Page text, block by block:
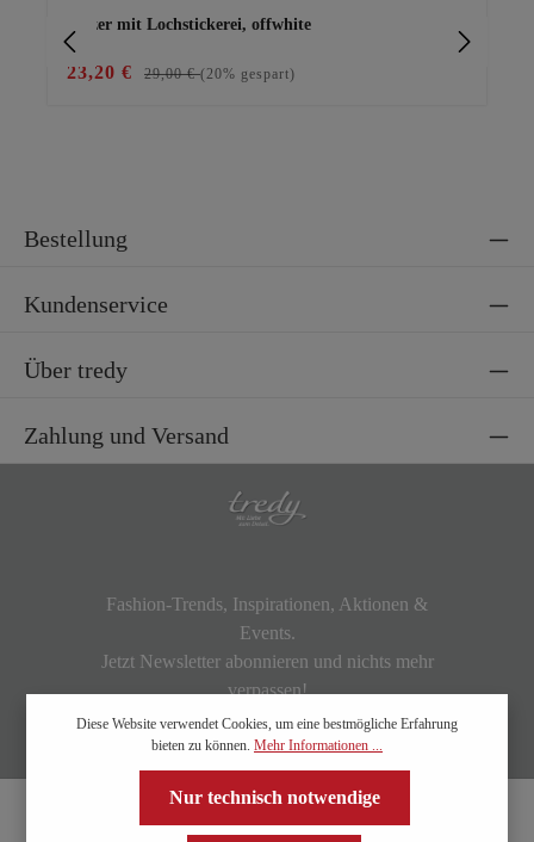
Blazer mit Lochstickerei, offwhite
23,20 € 29,00 €(20% gespart)
Bestellung
Kundenservice
Über tredy
Zahlung und Versand
Fashion-Trends, Inspirationen, Aktionen &
Events.
Jetzt Newsletter abonnieren und nichts mehr
verpassen!
Diese Website verwendet Cookies, um eine bestmögliche Erfahrung
bieten zu können. Mehr Informationen ...
Nur technisch notwendige